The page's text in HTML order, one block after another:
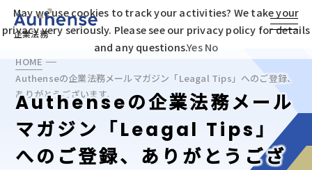
企業法務
HOME
Authenseの企業法務メールマガジン「Leagal Tips」へのご登録、
ありがとうございます。
Authenseの企業法務メール
マガジン「Leagal Tips」
へのご登録、ありがとうござ
May we use cookies to track your activities? We take your
privacy very seriously. Please see our privacy policy for details
and any questions.Yes No